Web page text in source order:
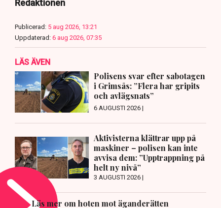
Redaktionen
Publicerad: 5 aug 2026, 13:21
Uppdaterad: 6 aug 2026, 07:35
LÄS ÄVEN
Polisens svar efter sabotagen
i Grimsås: ”Flera har gripits
och avlägsnats”
6 AUGUSTI 2026 |
Aktivisterna klättrar upp på
maskiner – polisen kan inte
avvisa dem: ”Upptrappning på
helt ny nivå”
3 AUGUSTI 2026 |
Läs mer om hoten mot äganderätten